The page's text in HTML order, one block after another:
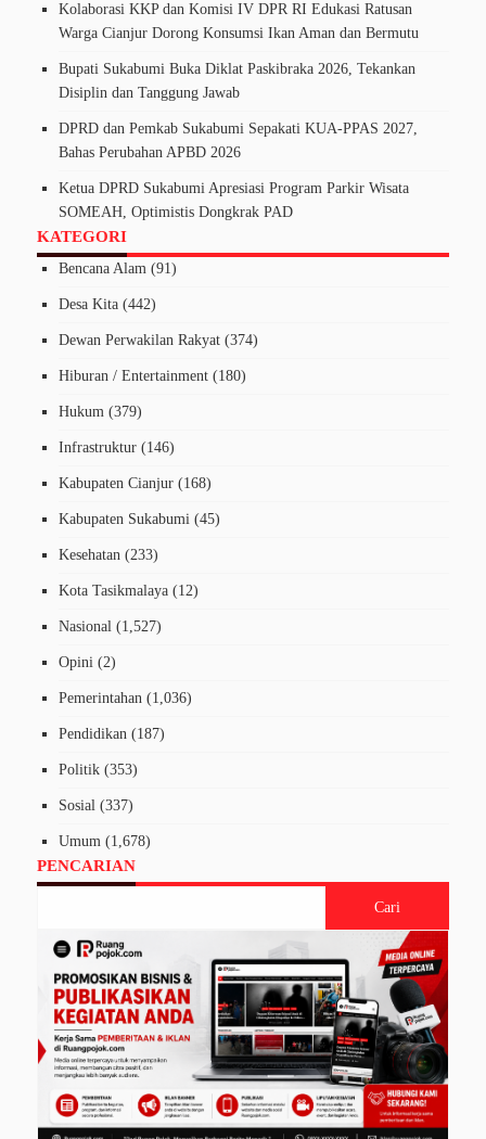
Kolaborasi KKP dan Komisi IV DPR RI Edukasi Ratusan
Warga Cianjur Dorong Konsumsi Ikan Aman dan Bermutu
Bupati Sukabumi Buka Diklat Paskibraka 2026, Tekankan
Disiplin dan Tanggung Jawab
DPRD dan Pemkab Sukabumi Sepakati KUA-PPAS 2027,
Bahas Perubahan APBD 2026
Ketua DPRD Sukabumi Apresiasi Program Parkir Wisata
SOMEAH, Optimistis Dongkrak PAD
KATEGORI
Bencana Alam (91)
Desa Kita (442)
Dewan Perwakilan Rakyat (374)
Hiburan / Entertainment (180)
Hukum (379)
Infrastruktur (146)
Kabupaten Cianjur (168)
Kabupaten Sukabumi (45)
Kesehatan (233)
Kota Tasikmalaya (12)
Nasional (1,527)
Opini (2)
Pemerintahan (1,036)
Pendidikan (187)
Politik (353)
Sosial (337)
Umum (1,678)
PENCARIAN